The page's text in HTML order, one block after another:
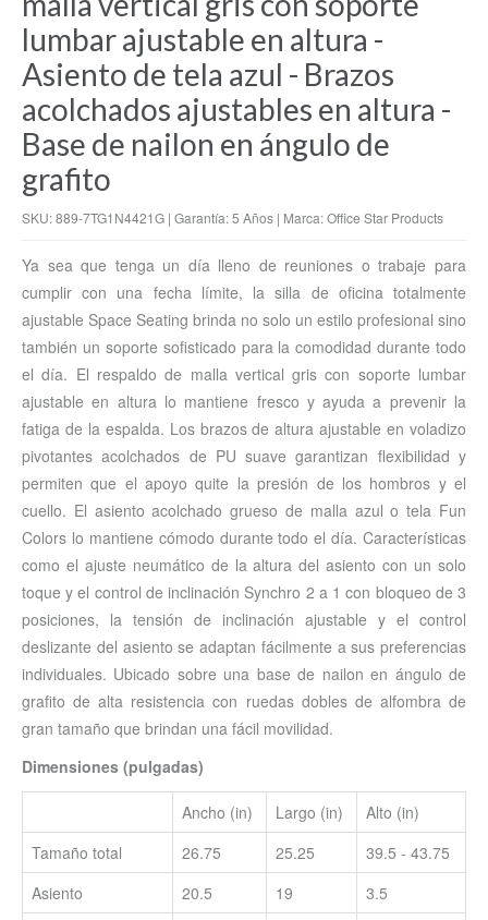
lumbar ajustable en altura -
Asiento de tela azul - Brazos
acolchados ajustables en altura -
Base de nailon en ángulo de
grafito
SKU: 889-7TG1N4421G | Garantía: 5 Años | Marca: Office Star Products
Ya sea que tenga un día lleno de reuniones o trabaje para
cumplir con una fecha límite, la silla de oficina totalmente
ajustable Space Seating brinda no solo un estilo profesional sino
también un soporte sofisticado para la comodidad durante todo
el día. El respaldo de malla vertical gris con soporte lumbar
ajustable en altura lo mantiene fresco y ayuda a prevenir la
fatiga de la espalda. Los brazos de altura ajustable en voladizo
pivotantes acolchados de PU suave garantizan flexibilidad y
permiten que el apoyo quite la presión de los hombros y el
cuello. El asiento acolchado grueso de malla azul o tela Fun
Colors lo mantiene cómodo durante todo el día. Características
como el ajuste neumático de la altura del asiento con un solo
toque y el control de inclinación Synchro 2 a 1 con bloqueo de 3
posiciones, la tensión de inclinación ajustable y el control
deslizante del asiento se adaptan fácilmente a sus preferencias
individuales. Ubicado sobre una base de nailon en ángulo de
grafito de alta resistencia con ruedas dobles de alfombra de
gran tamaño que brindan una fácil movilidad.
Dimensiones (pulgadas)
Ancho (in) Largo (in)
Alto (in)
Tamaño total
26.75 25.25
39.5 - 43.75
Asiento
20.5 19
3.5